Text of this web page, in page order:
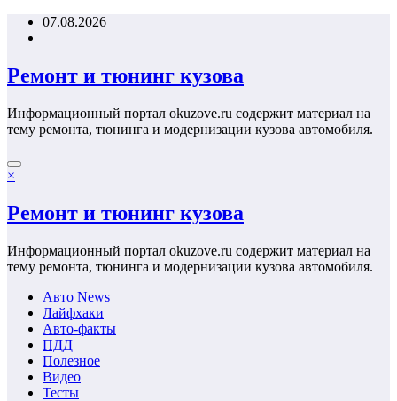
Перейти07.08.2026
Ремонт и тюнинг кузова
Информационный портал okuzove.ru содержит материал на
тему ремонта, тюнинга и модернизации кузова автомобиля.
×
Ремонт и тюнинг кузова
Информационный портал okuzove.ru содержит материал на
тему ремонта, тюнинга и модернизации кузова автомобиля.
Авто News
Лайфхаки
Авто-факты
ПДД
Полезное
Видео
Тесты